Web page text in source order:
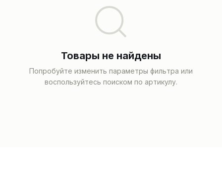
Товары не найдены
Попробуйте изменить параметры фильтра или
воспользуйтесь поиском по артикулу.